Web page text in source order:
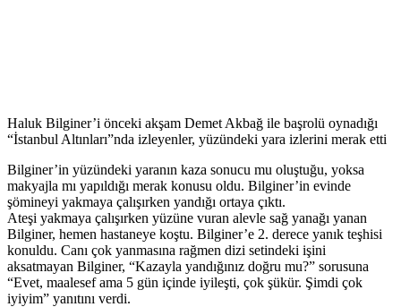
Haluk Bilginer’i önceki akşam Demet Akbağ ile başrolü oynadığı
“İstanbul Altınları”nda izleyenler, yüzündeki yara izlerini merak etti
Bilginer’in yüzündeki yaranın kaza sonucu mu oluştuğu, yoksa
makyajla mı yapıldığı merak konusu oldu. Bilginer’in evinde
şömineyi yakmaya çalışırken yandığı ortaya çıktı.
Ateşi yakmaya çalışırken yüzüne vuran alevle sağ yanağı yanan
Bilginer, hemen hastaneye koştu. Bilginer’e 2. derece yanık teşhisi
konuldu. Canı çok yanmasına rağmen dizi setindeki işini
aksatmayan Bilginer, “Kazayla yandığınız doğru mu?” sorusuna
“Evet, maalesef ama 5 gün içinde iyileşti, çok şükür. Şimdi çok
iyiyim” yanıtını verdi.